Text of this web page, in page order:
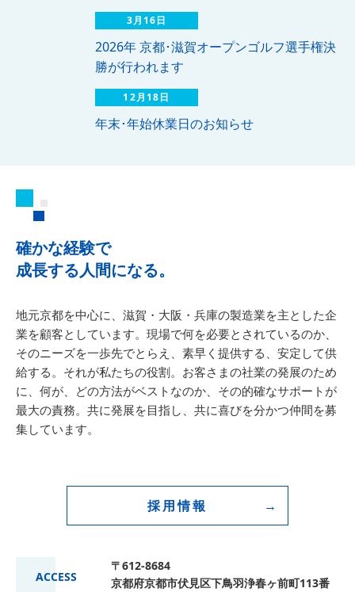
3月16日
2026年 京都･滋賀オープンゴルフ選手権決
勝が行われます
12月18日
年末･年始休業日のお知らせ
確かな経験で
成長する人間になる。
地元京都を中心に、滋賀・大阪・兵庫の製造業を主とした企
業を顧客としています。現場で何を必要とされているのか、
そのニーズを一歩先でとらえ、素早く提供する、安定して供
給する。それが私たちの役割。お客さまの社業の発展のため
に、何が、どの方法がベストなのか、その的確なサポートが
最大の責務。共に発展を目指し、共に喜びを分かつ仲間を募
集しています。
採用情報
ACCESS
〒612-8684
京都府京都市伏見区下鳥羽浄春ヶ前町113番